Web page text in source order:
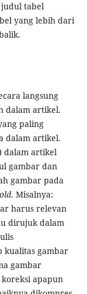
tabel
yang lebih dari
langsung
dalam artikel.
paling
dalam artikel.
dalam artikel
gambar dan
gambar pada
. Misalnya:
harus relevan
dirujuk dalam
kualitas gambar
gambar
apapun